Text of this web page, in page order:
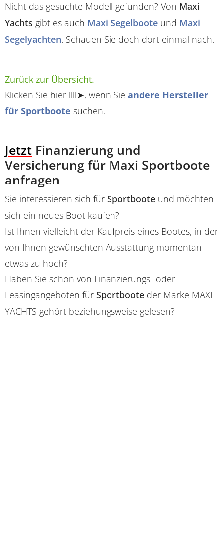
Nicht das gesuchte Modell gefunden? Von Maxi
Yachts gibt es auch Maxi Segelboote und Maxi
Segelyachten. Schauen Sie doch dort einmal nach.
Zurück zur Übersicht.
Klicken Sie hier llll➤, wenn Sie andere Hersteller
für Sportboote suchen.
Jetzt Finanzierung und
Versicherung für Maxi Sportboote
anfragen
Sie interessieren sich für Sportboote und möchten
sich ein neues Boot kaufen?
Ist Ihnen vielleicht der Kaufpreis eines Bootes, in der
von Ihnen gewünschten Ausstattung momentan
etwas zu hoch?
Haben Sie schon von Finanzierungs- oder
Leasingangeboten für Sportboote der Marke MAXI
YACHTS gehört beziehungsweise gelesen?